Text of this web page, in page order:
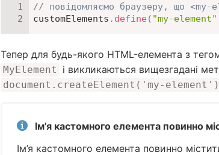
// повідомляємо браузеру, що <my-
customElements . define ( "my-element"
Тепер для будь-якого HTML-елемента з
MyElement і викликаються вищезгадані
document.createElement('my-element')
Ім’я кастомного елемента повинно
Ім’я кастомного елемента повинно